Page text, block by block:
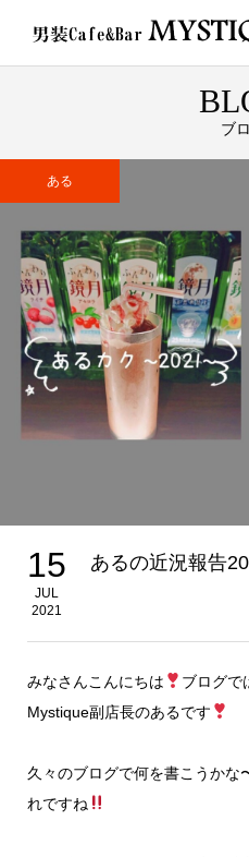
ブ
ある
15
JUL
2021
あるの近況報告
みなさんこんにちは
ブログで
Mystique副店長のあるです
久々のブログで何を書こうかな
れですね